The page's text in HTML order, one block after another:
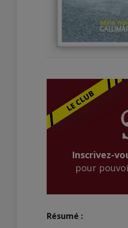
Inscrivez-
pour
Résumé :